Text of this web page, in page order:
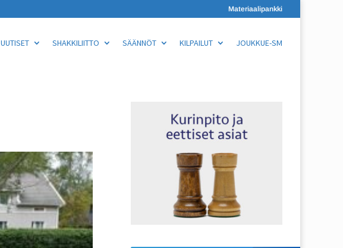
Materiaalipankki
UUTISET SHAKKILIITTO SÄÄNNÖT KILPAILUT JOUKKUE-SM